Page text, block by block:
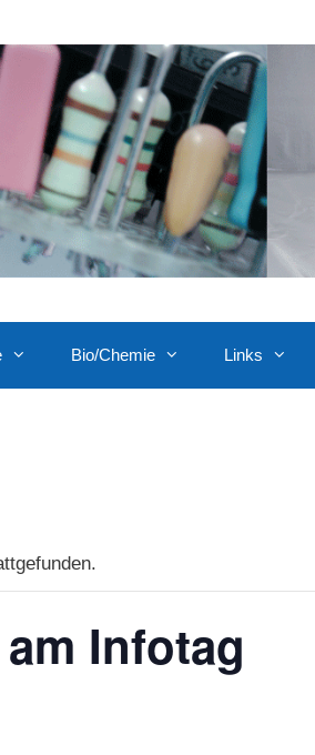
Bio/Chemie Links
Infotag